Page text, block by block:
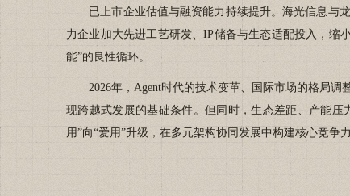
已上市企业估值与融资能力持续提升。海光信息与龙
力企业加大先进工艺研发、IP储备与生态适配投入，缩
能”的良性循环。
2026年，Agent时代的技术变革、国际市场的格局调
现跨越式发展的基础条件。但同时，生态差距、产能
用”向“爱用”升级，在多元架构协同发展中构建核心竞争